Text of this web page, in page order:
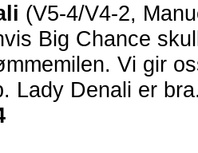
(V5-4/V4-2,
Big Chance
Vi gir
Lady Denali er